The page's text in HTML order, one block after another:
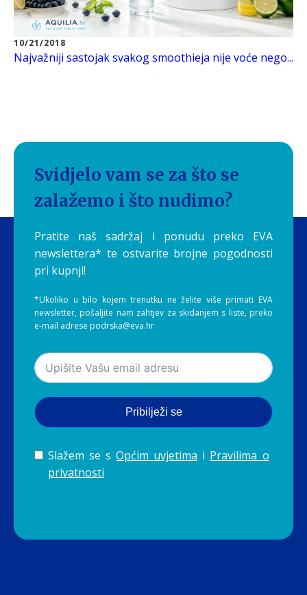
10/21/2018
Najvažniji sastojak svakog smoothieja nije voće nego...
Svidjelo vam se za što se
zalažemo i što nudimo?
Pratite naš sadržaj i ponudu preko EVA
newslettera* te ostvarite brojne pogodnosti
pri kupnji!
*Ukoliko u bilo kojem trenutku ne želite više primati EVA
newsletter, pošaljite nam zahtjev za skidanjem s liste, preko
e-mail adrese podrska@eva.hr
Pribilježi se
Slažem se s Općim uvjetima i Pravilima o
privatnosti